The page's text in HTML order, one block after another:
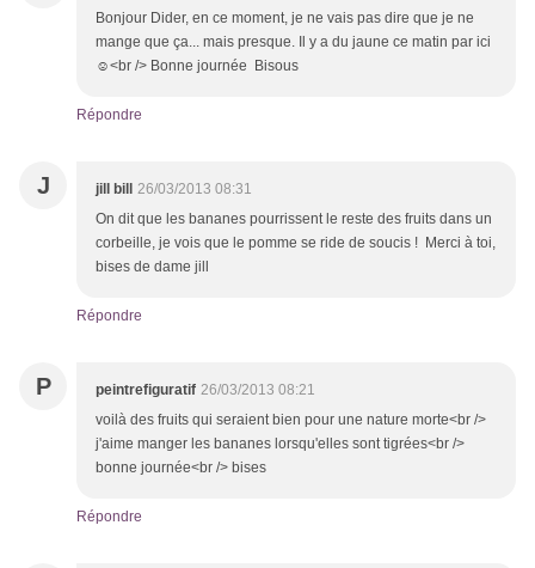
Bonjour Dider, en ce moment, je ne vais pas dire que je ne
mange que ça... mais presque. Il y a du jaune ce matin par ici
☺<br /> Bonne journée Bisous
Répondre
J jill bill
26/03/2013 08:31
On dit que les bananes pourrissent le reste des fruits dans un
corbeille, je vois que le pomme se ride de soucis ! Merci à toi,
bises de dame jill
Répondre
P peintrefiguratif 26/03/2013 08:21
voilà des fruits qui seraient bien pour une nature morte<br />
j'aime manger les bananes lorsqu'elles sont tigrées<br />
bonne journée<br /> bises
Répondre